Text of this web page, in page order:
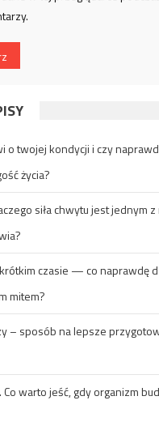
o twojej kondycji i czy
życia?
siła chwytu jest jednym
czasie — co naprawdę
mitem?
– sposób na lepsze
warto jeść, gdy organizm